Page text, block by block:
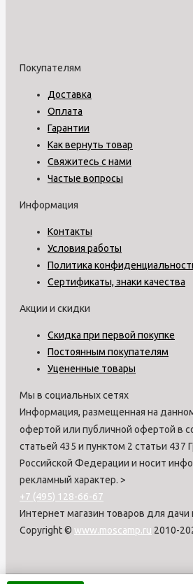
Покупателям
Доставка
Оплата
Гарантии
Как вернуть товар
Свяжитесь с нами
Частые вопросы
Информация
Контакты
Условия работы
Политика
Сертификаты, знаки качества
Акции и скидки
Скидка при первой покупке
Постоянным покупателям
Уцененные товары
Мы в социальных сетях
Информация, размещенная на
офертой или публичной офертой в
статьей 435 и пунктом 2 статьи 437
Российской Федерации и носит
рекламный характер. >
+7 (495) 128-66-67
Интернет магазин товаров для дачи
Copyright © www.moscamp.ru 2010-